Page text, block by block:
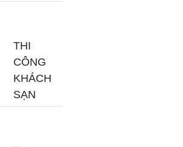
THI
CÔNG
KHÁCH
SẠN